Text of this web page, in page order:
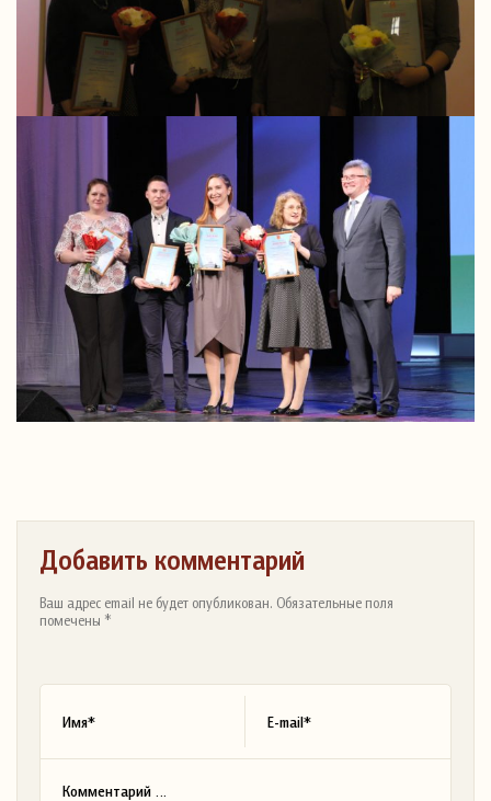
Добавить комментарий
Ваш адрес email не будет опубликован. Обязательные поля
помечены *